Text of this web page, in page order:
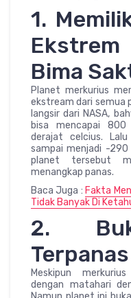
1.
Bima
Planet merkurius
ekstream dari semua
langsir dari NASA,
bisa mencapai
derajat celcius.
sampai menjadi -
planet tersebut
menangkap panas.
Baca Juga : Fakta
Tidak Banyak Di
2.
Terpanas
Meskipun
dengan matahari